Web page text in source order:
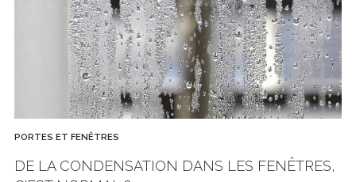
PORTES ET FENÊTRES
DE LA CONDENSATION DANS LES FENÊTRES,